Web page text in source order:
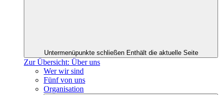
Untermenüpunkte schließen Enthält die aktuelle Seite
Zur Übersicht: Über uns
Wer wir sind
Fünf von uns
Organisation